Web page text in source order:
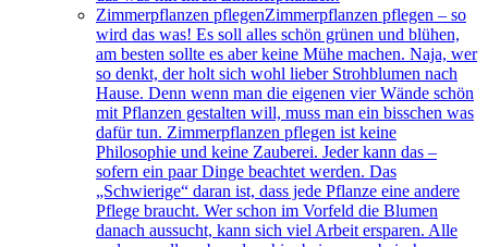
Zimmerpflanzen pflegenZimmerpflanzen pflegen – so
wird das was! Es soll alles schön grünen und blühen,
am besten sollte es aber keine Mühe machen. Naja, wer
so denkt, der holt sich wohl lieber Strohblumen nach
Hause. Denn wenn man die eigenen vier Wände schön
mit Pflanzen gestalten will, muss man ein bisschen was
dafür tun. Zimmerpflanzen pflegen ist keine
Philosophie und keine Zauberei. Jeder kann das –
sofern ein paar Dinge beachtet werden. Das
„Schwierige“ daran ist, dass jede Pflanze eine andere
Pflege braucht. Wer schon im Vorfeld die Blumen
danach aussucht, kann sich viel Arbeit ersparen. Alle